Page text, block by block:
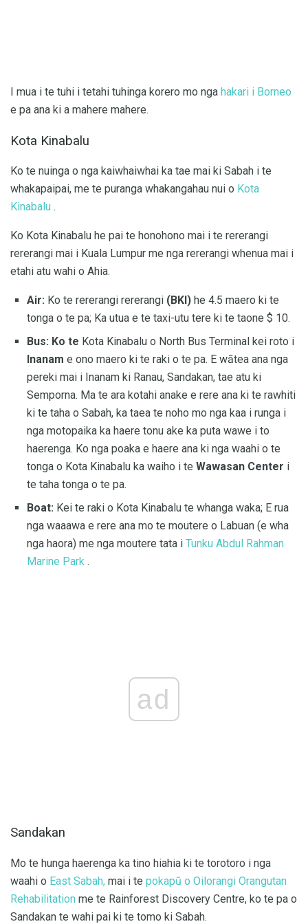
I mua i te tuhi i tetahi tuhinga korero mo nga hakari i Borneo
e pa ana ki a mahere mahere.
Kota Kinabalu
Ko te nuinga o nga kaiwhaiwhai ka tae mai ki Sabah i te
whakapaipai, me te puranga whakangahau nui o Kota
Kinabalu .
Ko Kota Kinabalu he pai te honohono mai i te rererangi
rererangi mai i Kuala Lumpur me nga rererangi whenua mai i
etahi atu wahi o Ahia.
Air: Ko te rererangi rererangi (BKI) he 4.5 maero ki te
tonga o te pa; Ka utua e te taxi-utu tere ki te taone $ 10.
Bus: Ko te Kota Kinabalu o North Bus Terminal kei roto i
Inanam e ono maero ki te raki o te pa. E wātea ana nga
pereki mai i Inanam ki Ranau, Sandakan, tae atu ki
Semporna. Ma te ara kotahi anake e rere ana ki te rawhiti
ki te taha o Sabah, ka taea te noho mo nga kaa i runga i
nga motopaika ka haere tonu ake ka puta wawe i to
haerenga. Ko nga poaka e haere ana ki nga waahi o te
tonga o Kota Kinabalu ka waiho i te Wawasan Center i
te taha tonga o te pa.
Boat: Kei te raki o Kota Kinabalu te whanga waka; E rua
nga waaawa e rere ana mo te moutere o Labuan (e wha
nga haora) me nga moutere tata i Tunku Abdul Rahman
Marine Park .
ad
Sandakan
Mo te hunga haerenga ka tino hiahia ki te torotoro i nga
waahi o East Sabah, mai i te pokapū o Oilorangi Orangutan
Rehabilitation me te Rainforest Discovery Centre, ko te pa o
Sandakan te wahi pai ki te tomo ki Sabah.